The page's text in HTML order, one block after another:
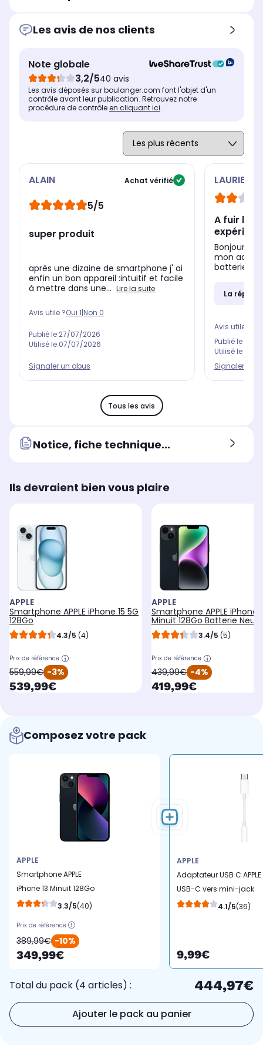
Résolution de l'écran
2532 x 1170 pixels
Plat
Technologie de l'écran
Super Retina XDR
Résolution de l'écran
2532 x 1170 pixels
Super Retina XDR
Les avis de nos clients
Note globale
3,2/540 avis
Les avis déposés sur boulanger.com font l'objet d'un
contrôle avant leur publication. Retrouvez notre
procédure de contrôleen cliquant ici.
ALAIN Achat vérifié
5/5
super produit
après une dizaine de smartphone j' ai
enfin un bon appareil :intuitif et facile
à mettre dans une... Lire la suite
Avis utile ?Oui 1|Non 0
Publié le 27/07/2026
Utilisé le 07/07/2026
Signaler un abus
LAURIE
A fuir le
Bonjour
mon ado ,
batterie
La
Avis utile ?
Publié le
Utilisé le
Signaler un
Tous les avis
Notice, fiche technique...
Ils devraient bien vous plaire
APPLE
Smartphone APPLE iPhone 15 5G
128Go
4.3/5 (4)
Prix de référence
oldPrice
559,99€ -3%
currentPrice
539,99€
APPLE
Smartphone APPLE iPhone
Minuit 128Go Batterie
3.4/5 (5)
Prix de référence
oldPrice
439,99€ -4%
currentPrice
419,99€
Composez votre pack
APPLE
Smartphone APPLE
iPhone 13 Minuit 128Go
Batterie Neuve3.3/5(40)
Prix de référence
389,99€ -10%
349,99€
APPLE
Adaptateur USB C APPLE
USB-C vers mini-jack
3.5mm
4.1/5(36)
9,99€
Total du pack (4 articles) : 444,97€
Ajouter le pack au panier